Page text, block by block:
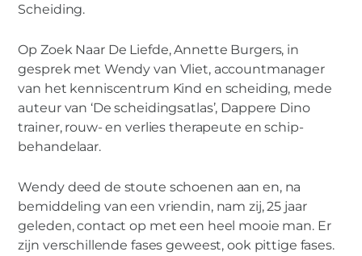
Scheiding.
Op Zoek Naar De Liefde, Annette Burgers, in
gesprek met Wendy van Vliet, accountmanager
van het kenniscentrum Kind en scheiding, mede
auteur van ‘De scheidingsatlas’, Dappere Dino
trainer, rouw- en verlies therapeute en schip-
behandelaar.
Wendy deed de stoute schoenen aan en, na
bemiddeling van een vriendin, nam zij, 25 jaar
geleden, contact op met een heel mooie man. Er
zijn verschillende fases geweest, ook pittige fases.